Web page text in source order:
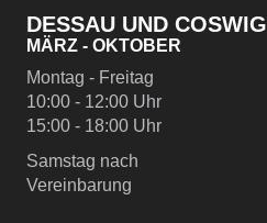
DESSAU UND COSWIG
MÄRZ - OKTOBER
Montag - Freitag
10:00 - 12:00 Uhr
15:00 - 18:00 Uhr
Samstag nach
Vereinbarung